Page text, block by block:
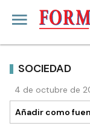
SOCIEDAD
4 de octubre de
Añadir como